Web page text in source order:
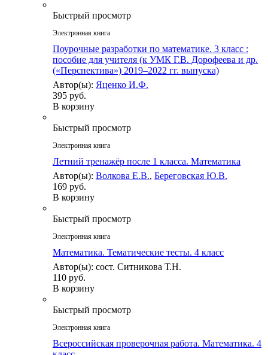
Быстрый просмотр
Электронная книга
Поурочные разработки по математике. 3 класс :
пособие для учителя (к УМК Г.В. Дорофеева и др.
(«Перспектива») 2019–2022 гг. выпуска)
Автор(ы): Яценко И.Ф.
395 руб.
В корзину
Быстрый просмотр
Электронная книга
Летний тренажёр после 1 класса. Математика
Автор(ы): Волкова Е.В., Береговская Ю.В.
169 руб.
В корзину
Быстрый просмотр
Электронная книга
Математика. Тематические тесты. 4 класс
Автор(ы): сост. Ситникова Т.Н.
110 руб.
В корзину
Быстрый просмотр
Электронная книга
Всероссийская проверочная работа. Математика. 4